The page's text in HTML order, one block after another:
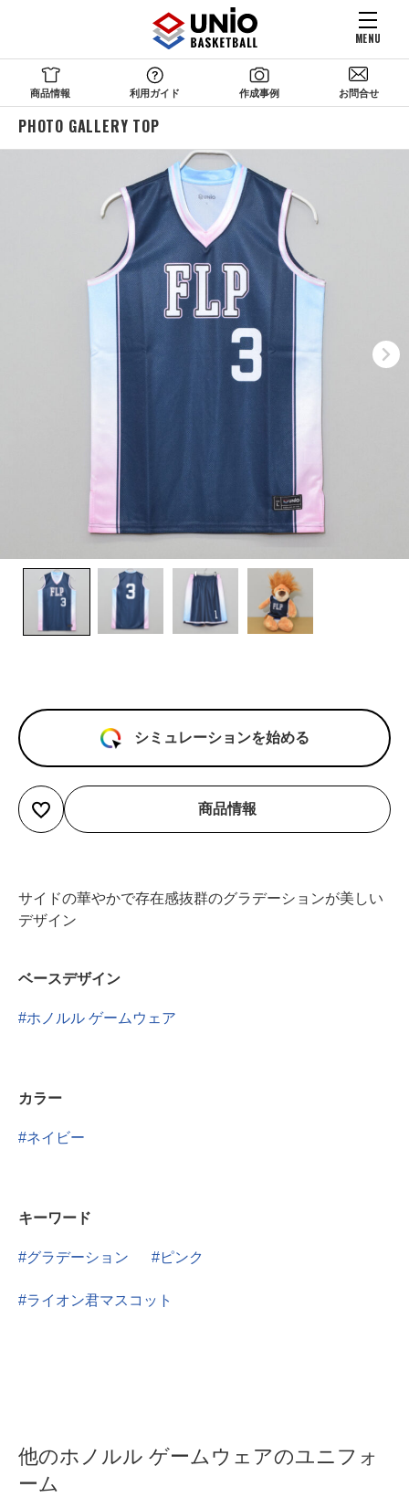
MENU
商品情報 利用ガイド 作成事例 お問合せ
PHOTO GALLERY TOP
シミュレーションを始める
商品情報
サイドの華やかで存在感抜群のグラデーションが美しい
デザイン
ベースデザイン
ホノルル ゲームウェア
カラー
ネイビー
キーワード
グラデーション ピンク
ライオン君マスコット
他のホノルル ゲームウェアのユニフォ
ーム